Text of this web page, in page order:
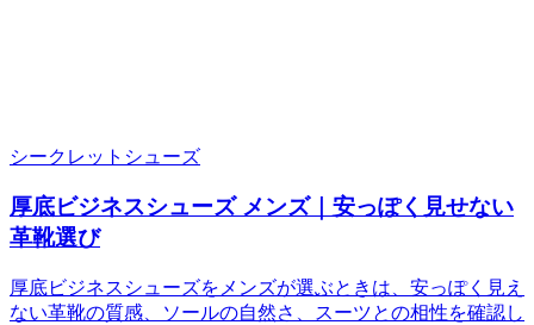
シークレットシューズ
厚底ビジネスシューズ メンズ｜安っぽく見せない
革靴選び
厚底ビジネスシューズをメンズが選ぶときは、安っぽく見え
ない革靴の質感、ソールの自然さ、スーツとの相性を確認し